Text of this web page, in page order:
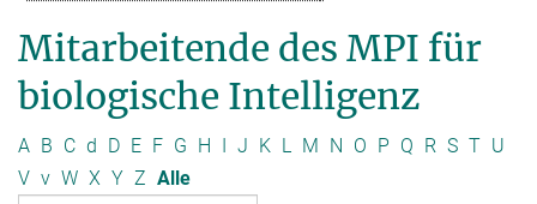
Mitarbeitende des MPI für
biologische Intelligenz
A B C d D E F G H I J K L M N O P Q R S T U
V v W X Y Z Alle